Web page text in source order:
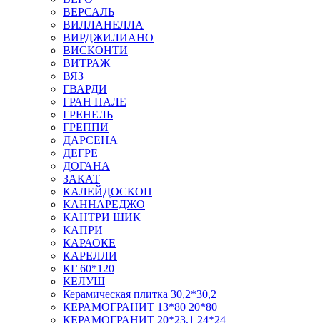
ВЕРСАЛЬ
ВИЛЛАНЕЛЛА
ВИРДЖИЛИАНО
ВИСКОНТИ
ВИТРАЖ
ВЯЗ
ГВАРДИ
ГРАН ПАЛЕ
ГРЕНЕЛЬ
ГРЕППИ
ДАРСЕНА
ДЕГРЕ
ДОГАНА
ЗАКАТ
КАЛЕЙДОСКОП
КАННАРЕДЖО
КАНТРИ ШИК
КАПРИ
КАРАОКЕ
КАРЕЛЛИ
КГ 60*120
КЕЛУШ
Керамическая плитка 30,2*30,2
КЕРАМОГРАНИТ 13*80 20*80
КЕРАМОГРАНИТ 20*23,1 24*24